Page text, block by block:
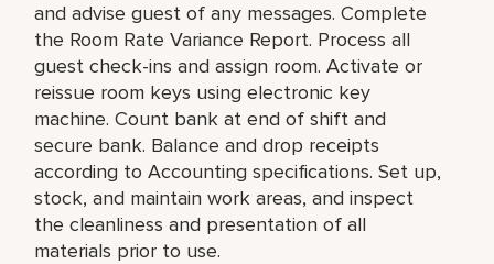
and advise guest of any messages. Complete
the Room Rate Variance Report. Process all
guest check-ins and assign room. Activate or
reissue room keys using electronic key
machine. Count bank at end of shift and
secure bank. Balance and drop receipts
according to Accounting specifications. Set up,
stock, and maintain work areas, and inspect
the cleanliness and presentation of all
materials prior to use.